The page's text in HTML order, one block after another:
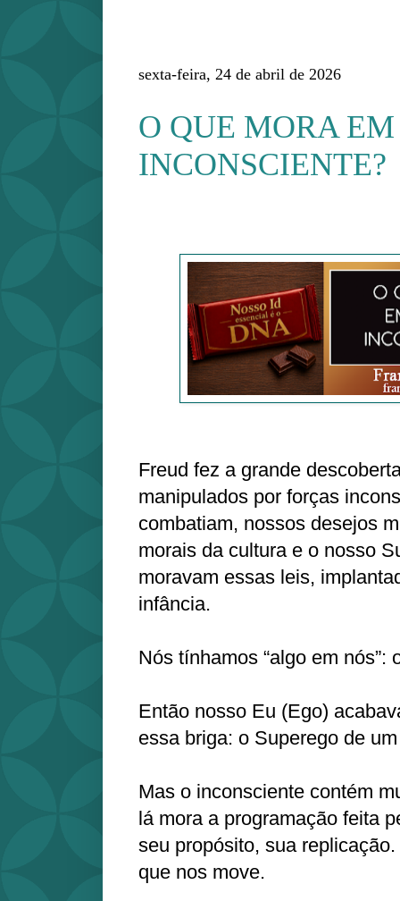
sexta-feira, 24 de abril de 2026
O QUE MORA EM
INCONSCIENTE?
Freud fez a grande
manipulados por forças
combatiam, nossos desejos
morais da cultura e o nosso
moravam essas leis,
infância.
Nós tínhamos “algo em nós”:
Então nosso Eu (Ego)
essa briga: o Superego de
Mas o inconsciente contém
lá mora a programação feita
seu propósito, sua
que nos move.